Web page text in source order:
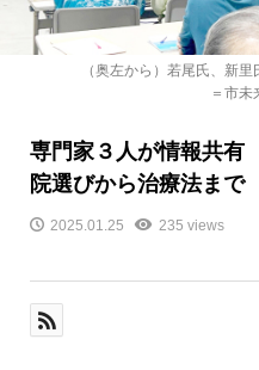
（奥左から）若尾氏、新
＝市未
専門家３人が情報共
院選びから治療法まで
2025.01.25 235 views